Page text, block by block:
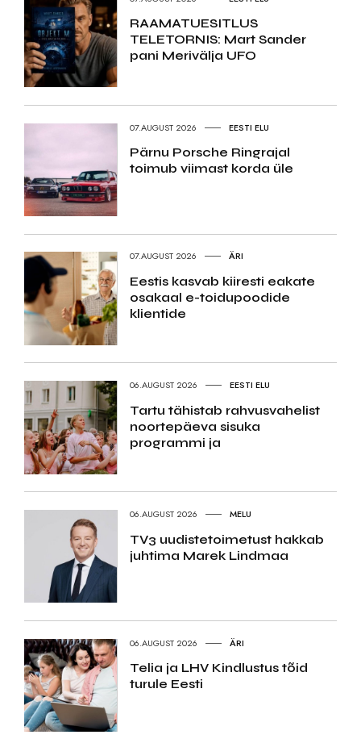
RAAMATUESITLUS
TELETORNIS: Mart Sander
pani Merivälja UFO
07.AUGUST 2026 EESTI ELU
Pärnu Porsche Ringrajal
toimub viimast korda üle
07.AUGUST 2026 ÄRI
Eestis kasvab kiiresti eakate
osakaal e-toidupoodide
klientide
06.AUGUST 2026 EESTI ELU
Tartu tähistab rahvusvahelist
noortepäeva sisuka
programmi ja
06.AUGUST 2026 MELU
TV3 uudistetoimetust hakkab
juhtima Marek Lindmaa
06.AUGUST 2026 ÄRI
Telia ja LHV Kindlustus tõid
turule Eesti